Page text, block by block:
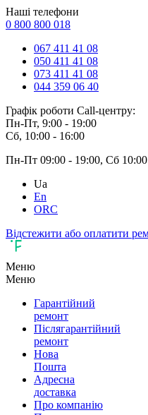
Наші телефони
0 800 800 018
067 411 41 08
050 411 41 08
073 411 41 08
044 359 06 40
Графік роботи Call-центру:
Пн-Пт, 9:00 - 19:00
Сб, 10:00 - 16:00
Пн-Пт 09:00 - 19:00, Сб
Ua
En
ORC
Відстежити або оплатити
Меню
Меню
Гарантійний
ремонт
Післягарантійний
ремонт
Нова
Пошта
Адресна
доставка
Про компанію